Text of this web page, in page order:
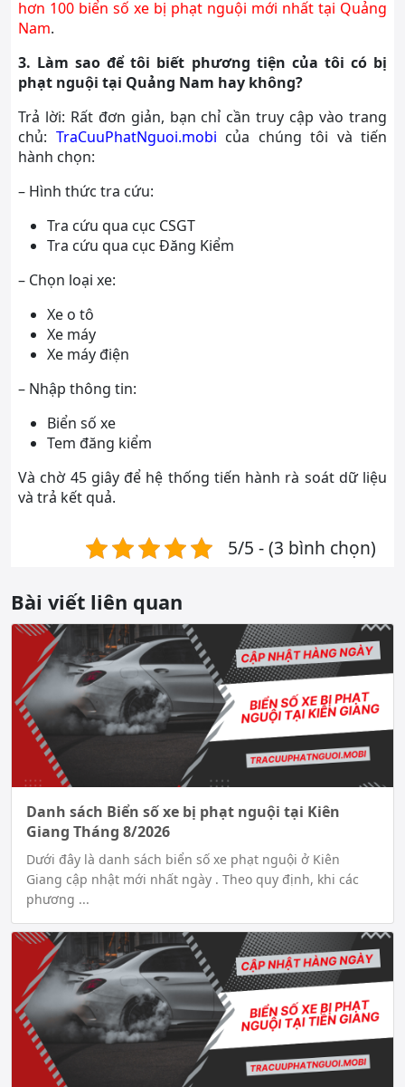
hơn 100 biển số xe bị phạt nguội mới nhất tại Quảng
Nam.
3. Làm sao để tôi biết phương tiện của tôi có bị
phạt nguội tại Quảng Nam hay không?
Trả lời: Rất đơn giản, bạn chỉ cần truy cập vào trang
chủ: TraCuuPhatNguoi.mobi của chúng tôi và tiến
hành chọn:
– Hình thức tra cứu:
Tra cứu qua cục CSGT
Tra cứu qua cục Đăng Kiểm
– Chọn loại xe:
Xe o tô
Xe máy
Xe máy điện
– Nhập thông tin:
Biển số xe
Tem đăng kiểm
Và chờ 45 giây để hệ thống tiến hành rà soát dữ liệu
và trả kết quả.
5/5 - (3 bình chọn)
Bài viết liên quan
Danh sách Biển số xe bị phạt nguội tại Kiên
Giang Tháng 8/2026
Dưới đây là danh sách biển số xe phạt nguội ở Kiên
Giang cập nhật mới nhất ngày . Theo quy định, khi các
phương ...